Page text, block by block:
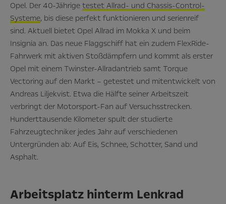
Opel. Der 40-Jährige testet Allrad- und Chassis-Control-
Systeme, bis diese perfekt funktionieren und serienreif
sind. Aktuell bietet Opel Allrad im Mokka X und beim
Insignia an. Das neue Flaggschiff hat ein zudem FlexRide-
Fahrwerk mit aktiven Stoßdämpfern und kommt als erster
Opel mit einem Twinster-Allradantrieb samt Torque
Vectoring auf den Markt – getestet und mitentwickelt von
Andreas Liljekvist. Etwa die Hälfte seiner Arbeitszeit
verbringt der Motorsport-Fan auf Versuchsstrecken.
Hunderttausende Kilometer spult der studierte
Fahrzeugtechniker jedes Jahr auf verschiedenen
Untergründen ab: Auf Eis, Schnee, Schotter, Sand und
Asphalt.
Arbeitsplatz hinterm Lenkrad